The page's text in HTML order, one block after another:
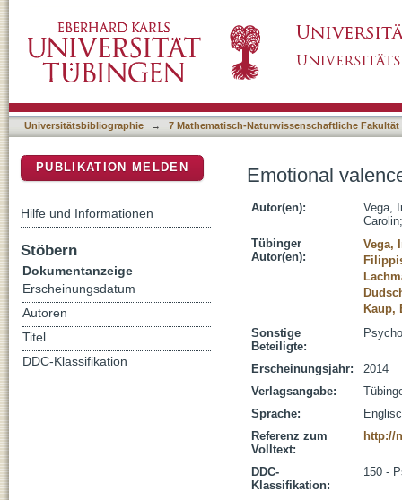
Universitätsbibliographie → 7 Mathematisch-Naturwissenschaftliche Fakultät
Emotional
Autor(en):
Vega,
Carolin
Tübinger
Autor(en):
Vega,
Kaup,
Sonstige
Beteiligte:
Erscheinungsjahr:
2014
Verlagsangabe:
Sprache:
Referenz zum
Volltext:
http://
DDC-
Klassifikation:
150 -
PUBLIKATION MELDEN
Hilfe und Informationen
Stöbern
Dokumentanzeige
Erscheinungsdatum
Autoren
Titel
DDC-Klassifikation